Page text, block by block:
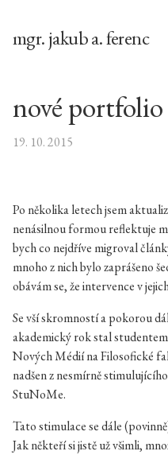
mgr. jakub a. ferenc
nové
19. 10. 2015
Po několika letech jsem
nenásilnou formou reflektuje
bych co nejdříve migroval
mnoho z nich bylo zaprášeno
obávám se, že intervence v
Se vší skromností a pokorou
akademický rok stal
Nových Médií na Filosofické
nadšen z nesmírně
StuNoMe.
Tato stimulace se dále
Jak někteří si jistě už všimli,